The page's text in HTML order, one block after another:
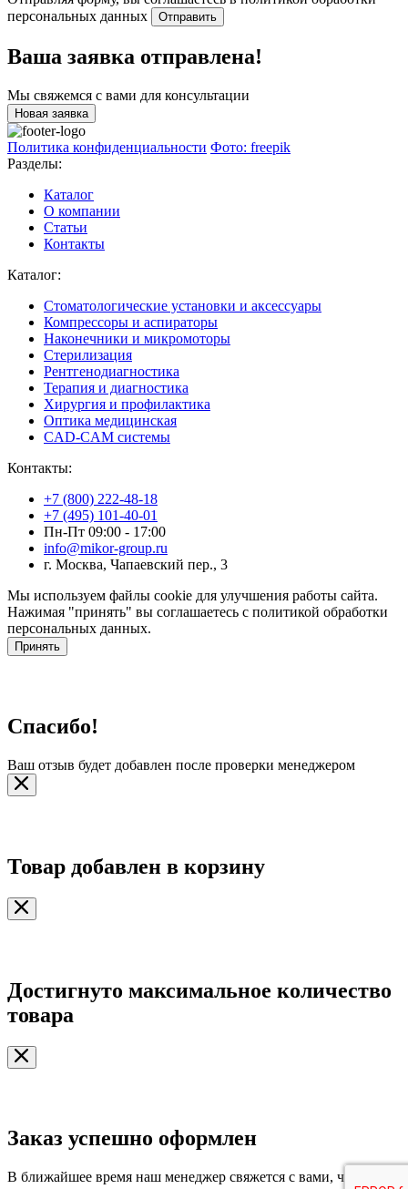
персональных данных
Отправить
Ваша заявка отправлена!
Мы свяжемся с вами для консультации
Новая заявка
Политика конфиденциальности Фото: freepik
Разделы:
Каталог
О компании
Статьи
Контакты
Каталог:
Стоматологические установки и аксессуары
Компрессоры и аспираторы
Наконечники и микромоторы
Стерилизация
Рентгенодиагностика
Терапия и диагностика
Хирургия и профилактика
Оптика медицинская
CAD-CAM системы
Контакты:
+7 (800) 222-48-18
+7 (495) 101-40-01
Пн-Пт 09:00 - 17:00
info@mikor-group.ru
г. Москва, Чапаевский пер., 3
Мы используем файлы cookie для улучшения работы сайта.
Нажимая "принять" вы соглашаетесь с политикой обработки
персональных данных.
Принять
Спасибо!
Ваш отзыв будет добавлен после проверки менеджером
Товар добавлен в корзину
Достигнуто максимальное количество
товара
Заказ успешно оформлен
В ближайшее время наш менеджер свяжется с вами, чтобы